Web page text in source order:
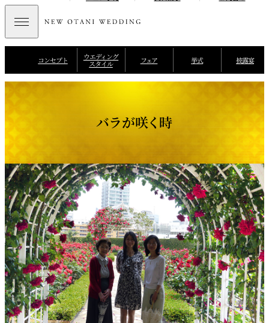
コンセプト ウエディング
スタイル フェア 挙式 披露宴
バラが咲く時